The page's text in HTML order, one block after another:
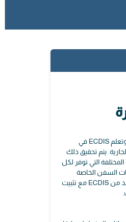
تؤكد الدورة على كل من تطبيق وتعلم ECDIS في
يتم تحقيق ذلك
التي توفر لكل
السفن الخاصة
المدمجة مع النوع الكامل المعتمد من ECDIS مع تثبيت